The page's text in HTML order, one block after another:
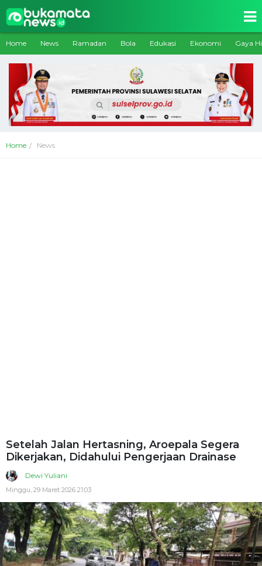
Home News Ramadan Bola Edukasi Ekonomi Gaya
Home News
Setelah Jalan Hertasning, Aroepala Segera
Dikerjakan, Didahului Pengerjaan Drainase
Dewi Yuliani
Minggu, 29 Maret 2026 21:03